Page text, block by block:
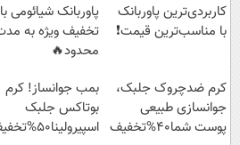
کاربردی‌ترین پاوربانک
با مناسب‌ترین قیمت❗
پاوربانک شیائومی با
تخفیف ویژه به
محدود🔥
کرم ضدچروک جلبک،
جوانسازی طبیعی
پوست شما40%تخفیف
بمب جوانساز! کرم
بوتاکس جلبک
اسپیرولینا50%تخفیف